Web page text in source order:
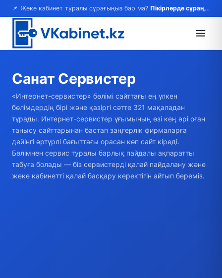
📌 Жеке кабинет туралы сұрағыңыз бар ма? Пікірлерде сұраңыз — жауап береміз!
Санат Сервистер
«Интернет-сервистер» бөлімі сайттағы ең үлкен
бөлімдердің бірі және қазіргі сәтте 321 мақаладан
тұрады. Интернет-сервистер ұғымының өзі кең әрі оған
танысу сайттарынан бастап заңгерлік фирмаларға
дейінгі әртүрлі бағыттағы орасан көп сайт кіреді.
Бөлімнен сервис туралы барлық пайдалы ақпаратты
табуға болады — біз сервистерді қалай пайдалану және
жеке кабинетті қалай басқару керектігін айтып береміз.